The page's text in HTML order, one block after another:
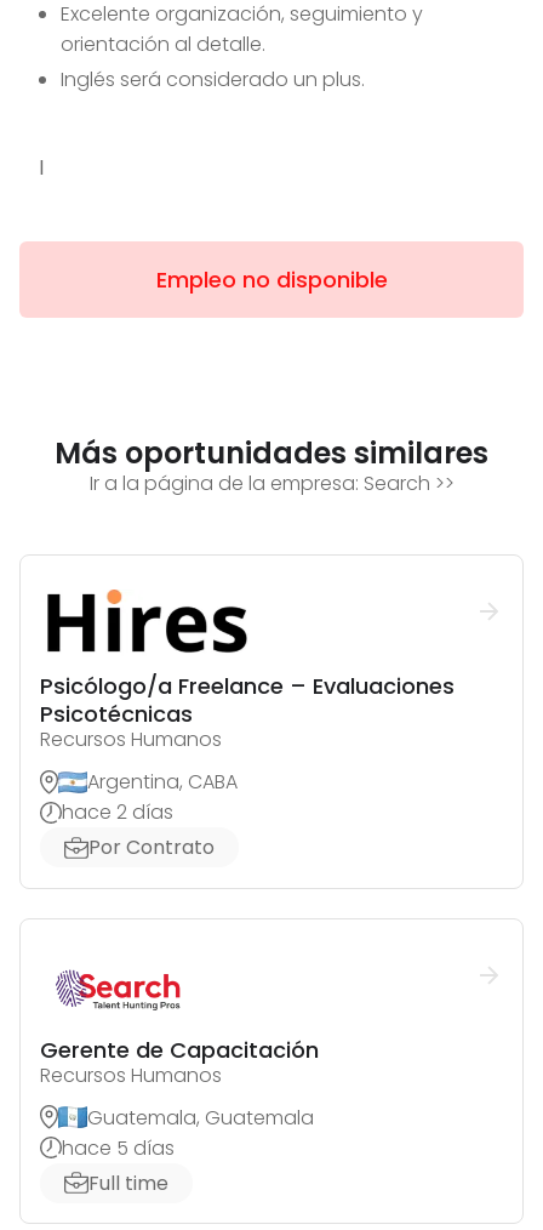
Excelente organización, seguimiento y
orientación al detalle.
Inglés será considerado un plus.
l
Empleo no disponible
Más oportunidades similares
Ir a la página de la empresa: Search >>
Psicólogo/a Freelance – Evaluaciones
Psicotécnicas
Recursos Humanos
Argentina, CABA
hace 2 días
Por Contrato
Gerente de Capacitación
Recursos Humanos
Guatemala, Guatemala
hace 5 días
Full time